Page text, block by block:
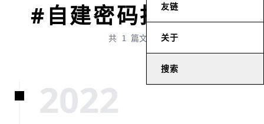
友链
关于
搜索
#自建密码托管服务
共 1 篇文章
2022